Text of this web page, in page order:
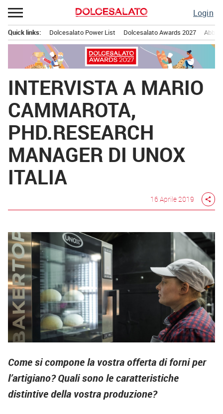
Passa
al
contenuto
Login
principale
Quick links: Dolcesalato Power List Dolcesalato Awards 2027
INTERVISTA A MARIO
CAMMAROTA,
PHD.RESEARCH
MANAGER DI UNOX
ITALIA
16 Aprile 2019 share
Come si compone la vostra offerta di forni per
l’artigiano? Quali sono le caratteristiche
distintive della vostra produzione?